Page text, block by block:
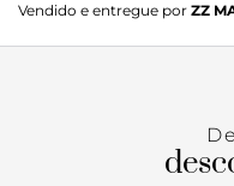
glamour moderno e
agulha altíssimo ao
ideal para quem deseja
eventos que pedem
Vendido e entregue por ZZ